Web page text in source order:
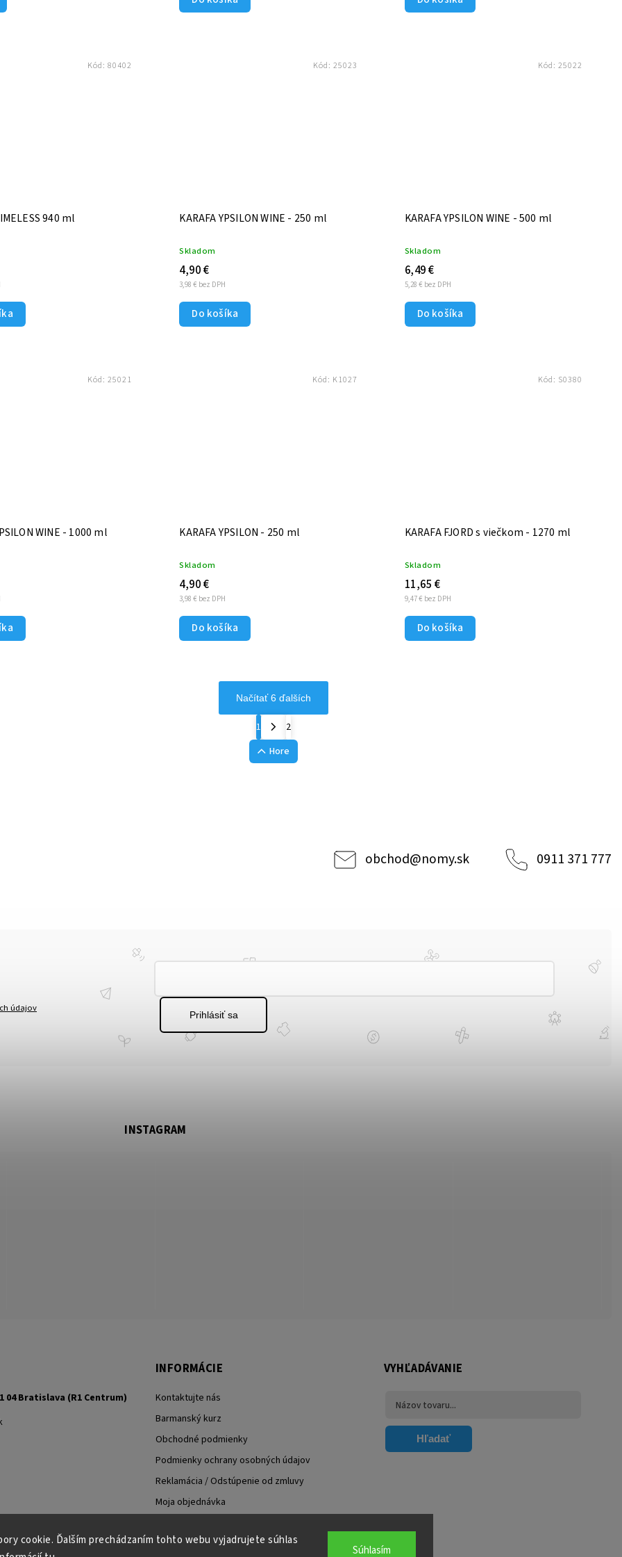
cookie. Ďalším prechádzaním tohto webu vyjadrujete súhlas
Súhlasím
940 ml
Kód:80402
KARAFA YPSILON WINE - 250 ml
Skladom
3,98 € bez DPH
4,90 €
Do košíka
Kód: 25023
KARAFA YPSILON WINE - 500 ml
Skladom
5,28 € bez DPH
6,49 €
Do košíka
Kód: 25022
WINE - 1000 ml
Kód:25021
KARAFA YPSILON - 250 ml
Skladom
3,98 € bez DPH
4,90 €
Do košíka
Kód: K1027
KARAFA FJORD s viečkom - 1270 ml
Skladom
9,47 € bez DPH
11,65 €
Do košíka
Kód: S0380
Načítať 6 ďalších
1
2
Hore
obchod@nomy.sk 0911 371 777
04 Bratislava (R1 Centrum)
INFORMÁCIE
Kontaktujte nás
Barmanský kurz
Obchodné podmienky
Podmienky ochrany osobných údajov
Reklamácia / Odstúpenie od zmluvy
Moja objednávka
údajov
Prihlásiť sa
VYHĽADÁVANIE
Hľadať
INSTAGRAM